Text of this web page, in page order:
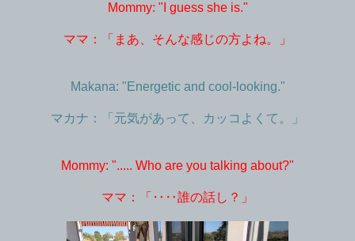
Mommy: "I guess she is."
ママ：「まあ、そんな感じの方よね。」
Makana: "Energetic and cool-looking."
マカナ：「元気があって、カッコよくて。」
Mommy: "..... Who are you talking about?"
ママ：「‥‥誰の話し？」